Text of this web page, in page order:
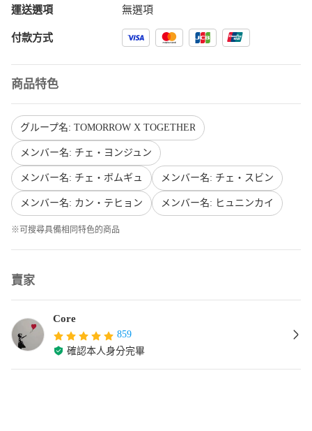
運送選項 無選項
付款方式
商品特色
グループ名: TOMORROW X TOGETHER
メンバー名: チェ・ヨンジュン
メンバー名: チェ・ボムギュ メンバー名: チェ・スビン
メンバー名: カン・テヒョン メンバー名: ヒュニンカイ
※可搜尋具備相同特色的商品
賣家
Core
859
確認本人身分完畢